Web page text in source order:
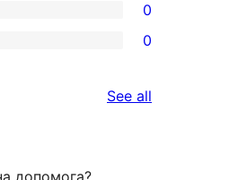
0
0
See all